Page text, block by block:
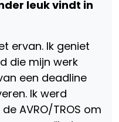
leuk vindt in
ervan. Ik geniet
die mijn werk
een deadline
Ik werd
AVRO/TROS om